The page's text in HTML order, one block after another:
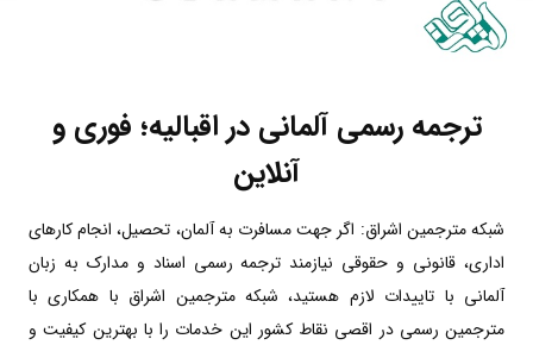
ترجمه رسمی آلمانی در اقبالیه؛ فوری و
آنلاین
شبکه مترجمین اشراق: اگر جهت مسافرت به آلمان، تحصیل، انجام کارهای
اداری، قانونی و حقوقی نیازمند ترجمه رسمی اسناد و مدارک به زبان
آلمانی با تاییدات لازم هستید، شبکه مترجمین اشراق با همکاری با
مترجمین رسمی در اقصی نقاط کشور این خدمات را با بهترین کیفیت و